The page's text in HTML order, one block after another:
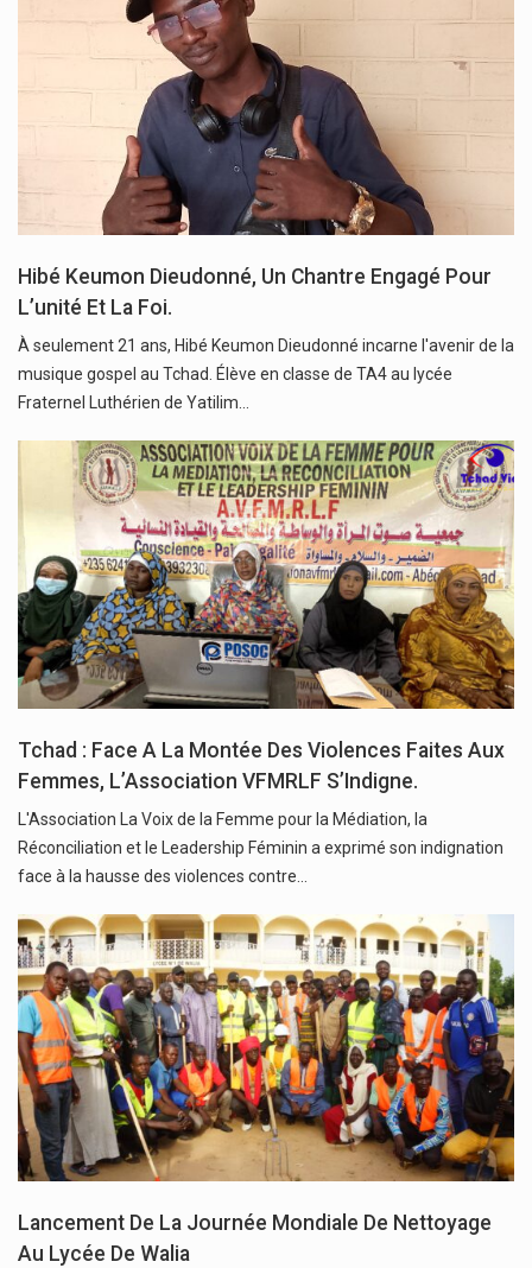
Hibé Keumon Dieudonné, Un Chantre Engagé Pour
L’unité Et La Foi.
À seulement 21 ans, Hibé Keumon Dieudonné incarne l'avenir de la
musique gospel au Tchad. Élève en classe de TA4 au lycée
Fraternel Luthérien de Yatilim…
Tchad : Face A La Montée Des Violences Faites Aux
Femmes, L’Association VFMRLF S’Indigne.
L'Association La Voix de la Femme pour la Médiation, la
Réconciliation et le Leadership Féminin a exprimé son indignation
face à la hausse des violences contre…
Lancement De La Journée Mondiale De Nettoyage
Au Lycée De Walia